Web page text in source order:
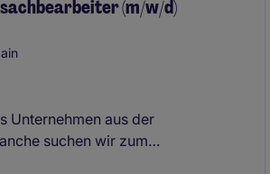
(m/w/d)
Unternehmen aus der
suchen wir zum